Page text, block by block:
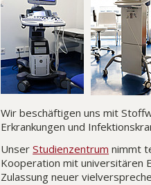
Wir beschäftigen uns mit
Erkrankungen und
UnserStudienzentrum nimmt
Kooperation mit universitären
Zulassung neuer